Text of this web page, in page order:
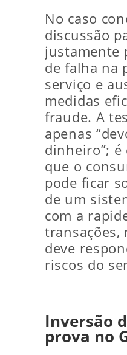
No caso
discussão
justamente
de falha na
serviço e
medidas
fraude. A
apenas
dinheiro”;
que o
pode ficar
de um
com a
transações,
deve
riscos do
Inversão
prova no